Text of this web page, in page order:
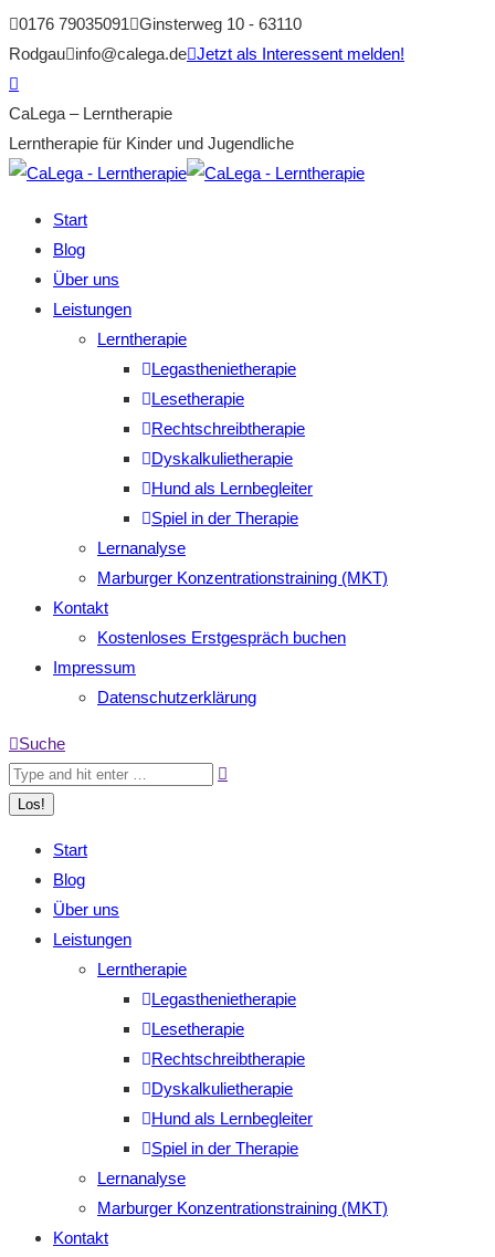
Zum
Inhalt
springen
0176 79035091 Ginsterweg 10 - 63110
Rodgau info@calega.de Jetzt als Interessent melden!
page
opens
in
window
CaLega – Lerntherapie
Lerntherapie für Kinder und Jugendliche
Start
Blog
Über uns
Leistungen
Lerntherapie
Legasthenietherapie
Lesetherapie
Rechtschreibtherapie
Dyskalkulietherapie
Hund als Lernbegleiter
Spiel in der Therapie
Lernanalyse
Marburger Konzentrationstraining (MKT)
Kontakt
Kostenloses Erstgespräch buchen
Impressum
Datenschutzerklärung
Search:
Suche
Start
Blog
Über uns
Leistungen
Lerntherapie
Legasthenietherapie
Lesetherapie
Rechtschreibtherapie
Dyskalkulietherapie
Hund als Lernbegleiter
Spiel in der Therapie
Lernanalyse
Marburger Konzentrationstraining (MKT)
Kontakt